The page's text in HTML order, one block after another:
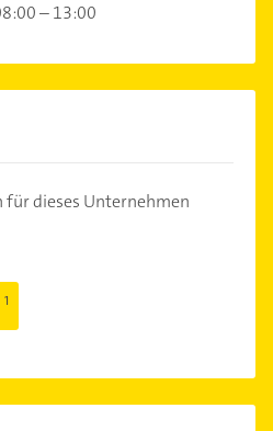
– 13:00
für dieses Unternehmen